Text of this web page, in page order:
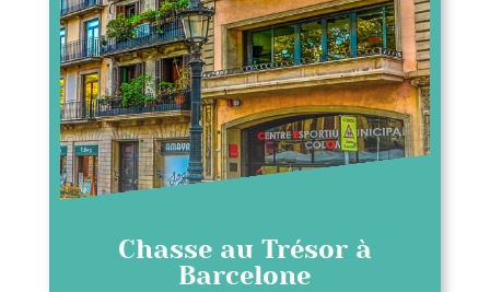
Chasse au Trésor à
Barcelone